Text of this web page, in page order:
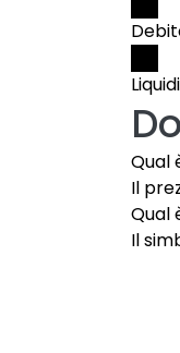
Qual
Il
Qual
Il